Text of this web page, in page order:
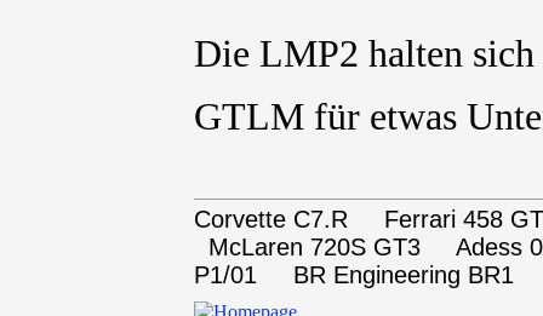
Die LMP2 halten sich
GTLM für etwas
Corvette C7.R Ferrari 458
McLaren 720S GT3
P1/01 BR Engineering BR1